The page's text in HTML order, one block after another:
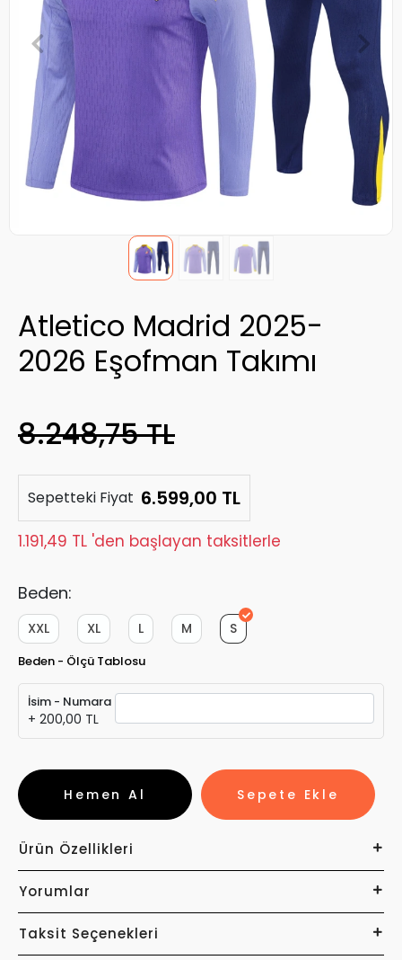
Atletico Madrid 2025-
2026 Eşofman Takımı
8.248,75 TL
Sepetteki Fiyat 6.599,00 TL
1.191,49 TL 'den başlayan taksitlerle
Beden:
S
M
L
XL
XXL
Beden - Ölçü Tablosu
İsim - Numara
+ 200,00 TL
Sepete Ekle
Hemen Al
Ürün Özellikleri
Yorumlar
Taksit Seçenekleri